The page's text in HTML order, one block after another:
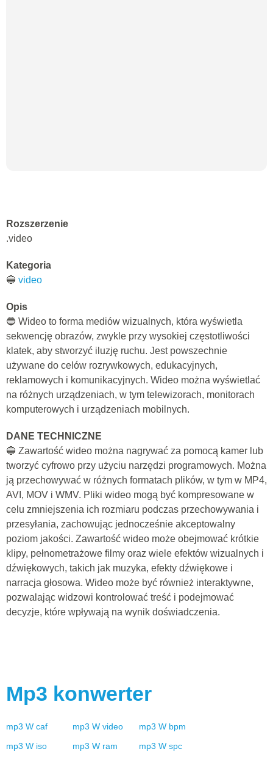
Rozszerzenie
.video
Kategoria
🔵 video
Opis
🔵 Wideo to forma mediów wizualnych, która wyświetla
sekwencję obrazów, zwykle przy wysokiej częstotliwości
klatek, aby stworzyć iluzję ruchu. Jest powszechnie
używane do celów rozrywkowych, edukacyjnych,
reklamowych i komunikacyjnych. Wideo można wyświetlać
na różnych urządzeniach, w tym telewizorach, monitorach
komputerowych i urządzeniach mobilnych.
DANE TECHNICZNE
🔵 Zawartość wideo można nagrywać za pomocą kamer lub
tworzyć cyfrowo przy użyciu narzędzi programowych. Można
ją przechowywać w różnych formatach plików, w tym w MP4,
AVI, MOV i WMV. Pliki wideo mogą być kompresowane w
celu zmniejszenia ich rozmiaru podczas przechowywania i
przesyłania, zachowując jednocześnie akceptowalny
poziom jakości. Zawartość wideo może obejmować krótkie
klipy, pełnometrażowe filmy oraz wiele efektów wizualnych i
dźwiękowych, takich jak muzyka, efekty dźwiękowe i
narracja głosowa. Wideo może być również interaktywne,
pozwalając widzowi kontrolować treść i podejmować
decyzje, które wpływają na wynik doświadczenia.
Mp3 konwerter
mp3 W caf mp3 W video mp3 W bpm
mp3 W iso mp3 W ram mp3 W spc